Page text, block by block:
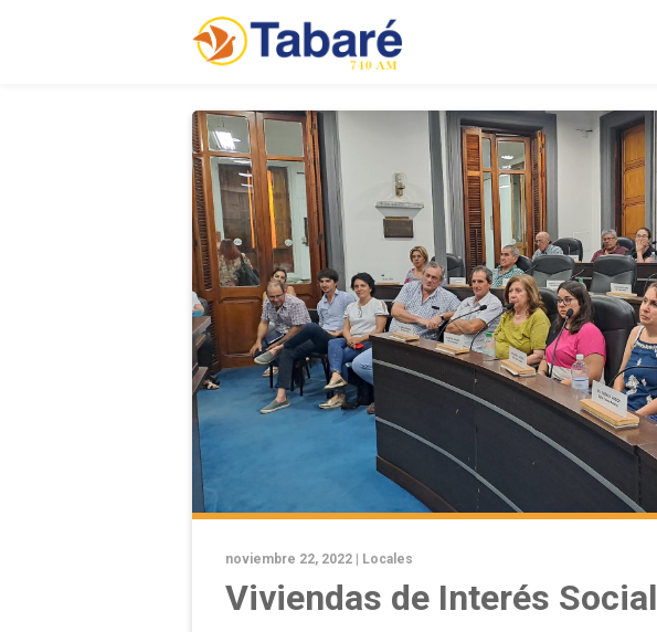
noviembre 22, 2022 | Locales
Viviendas de Interés Social